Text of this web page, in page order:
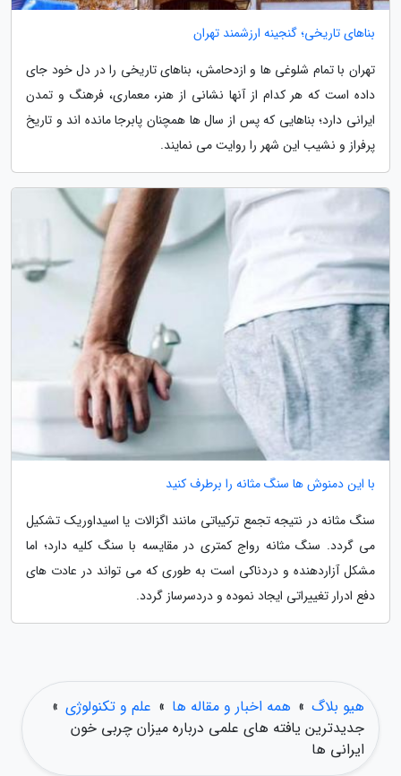
بناهای تاریخی؛ گنجینه ارزشمند تهران
تهران با تمام شلوغی ها و ازدحامش، بناهای تاریخی را در دل خود جای
داده است که هر کدام از آنها نشانی از هنر، معماری، فرهنگ و تمدن
ایرانی دارد؛ بناهایی که پس از سال ها همچنان پابرجا مانده اند و تاریخ
پرفراز و نشیب این شهر را روایت می نمایند.
با این دمنوش ها سنگ مثانه را برطرف کنید
سنگ مثانه در نتیجه تجمع ترکیباتی مانند اگزالات یا اسیداوریک تشکیل
می گردد. سنگ مثانه رواج کمتری در مقایسه با سنگ کلیه دارد؛ اما
مشکل آزاردهنده و دردناکی است به طوری که می تواند در عادت های
دفع ادرار تغییراتی ایجاد نموده و دردسرساز گردد.
هیو بلاگ » همه اخبار و مقاله ها » علم و تکنولوژی »
جدیدترین یافته های علمی درباره میزان چربی خون
ایرانی ها